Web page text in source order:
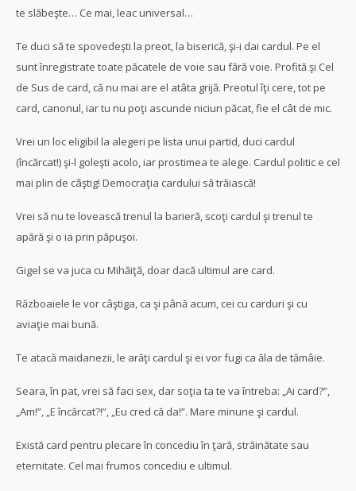
te slăbeşte… Ce mai, leac universal…
Te duci să te spovedeşti la preot, la biserică, şi-i dai cardul. Pe el
sunt înregistrate toate păcatele de voie sau fără voie. Profită şi Cel
de Sus de card, că nu mai are el atâta grijă. Preotul îţi cere, tot pe
card, canonul, iar tu nu poţi ascunde niciun păcat, fie el cât de mic.
Vrei un loc eligibil la alegeri pe lista unui partid, duci cardul
(încărcat!) şi-l goleşti acolo, iar prostimea te alege. Cardul politic e cel
mai plin de câştig! Democraţia cardului să trăiască!
Vrei să nu te lovească trenul la barieră, scoţi cardul şi trenul te
apără şi o ia prin păpuşoi.
Gigel se va juca cu Mihăiţă, doar dacă ultimul are card.
Războaiele le vor câştiga, ca şi până acum, cei cu carduri şi cu
aviaţie mai bună.
Te atacă maidanezii, le arăţi cardul şi ei vor fugi ca ăla de tămâie.
Seara, în pat, vrei să faci sex, dar soţia ta te va întreba: „Ai card?”,
„Am!”, „E încărcat?!”, „Eu cred că da!”. Mare minune şi cardul.
Există card pentru plecare în concediu în ţară, străinătate sau
eternitate. Cel mai frumos concediu e ultimul.